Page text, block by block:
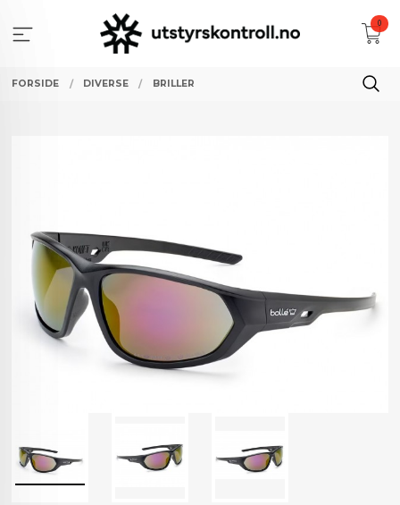
innholdet
0
FORSIDE DIVERSE BRILLER